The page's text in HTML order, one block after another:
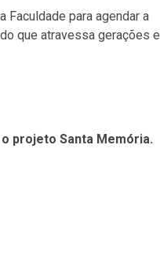
Faculdade para agendar a
que atravessa gerações e
projeto Santa Memória.